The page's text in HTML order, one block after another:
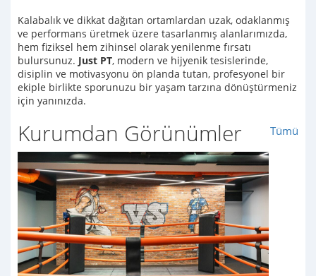
Kalabalık ve dikkat dağıtan ortamlardan uzak, odaklanmış
ve performans üretmek üzere tasarlanmış alanlarımızda,
hem fiziksel hem zihinsel olarak yenilenme fırsatı
bulursunuz. Just PT, modern ve hijyenik tesislerinde,
disiplin ve motivasyonu ön planda tutan, profesyonel bir
ekiple birlikte sporunuzu bir yaşam tarzına dönüştürmeniz
için yanınızda.
Kurumdan Görünümler Tümü